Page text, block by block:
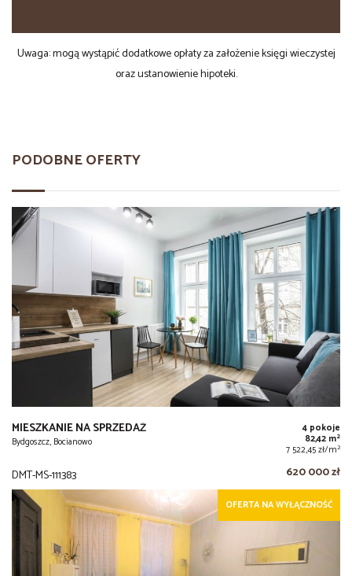
Uwaga: mogą wystąpić dodatkowe opłaty za założenie księgi wieczystej
oraz ustanowienie hipoteki.
PODOBNE OFERTY
MIESZKANIE NA SPRZEDAŻ
Bydgoszcz, Bocianowo
4 pokoje
82,42 m2
7 522,45 zł/m2
DMT-MS-111383 620 000 zł
OFERTA NA WYŁĄCZNOŚĆ